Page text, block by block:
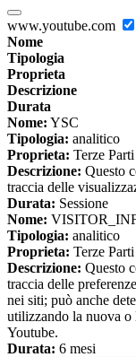
www.youtube.com
Nome
Tipologia
Proprieta
Descrizione
Durata
Nome: YSC
Tipologia: analitico
Proprieta: Terze Parti
Descrizione: Questo
traccia delle
Durata: Sessione
Nome:
Tipologia: analitico
Proprieta: Terze Parti
Descrizione: Questo
traccia delle
nei siti; può anche
utilizzando la nuova o
Youtube.
Durata: 6 mesi